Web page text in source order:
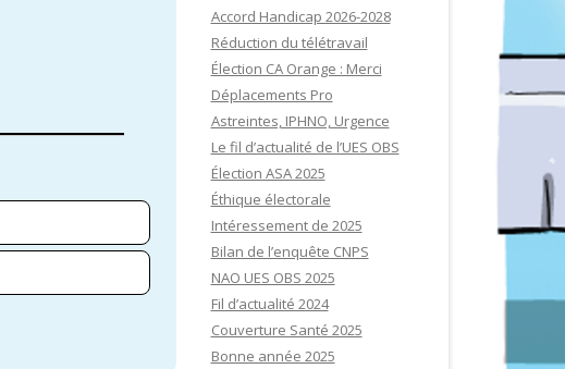
Accord Handicap 2026-2028
Réduction du télétravail
Élection CA Orange : Merci
Déplacements Pro
Astreintes, IPHNO, Urgence
Le fil d’actualité de l’UES OBS
Élection ASA 2025
Éthique électorale
Intéressement de 2025
Bilan de l’enquête CNPS
NAO UES OBS 2025
Fil d’actualité 2024
Couverture Santé 2025
Bonne année 2025